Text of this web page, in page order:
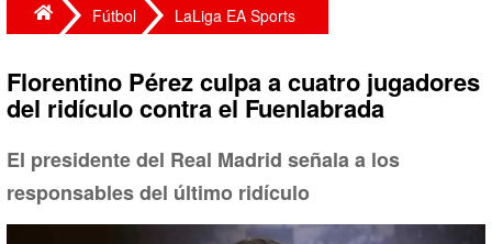
Fútbol LaLiga EA Sports
Florentino Pérez culpa a cuatro jugadores
del ridículo contra el Fuenlabrada
El presidente del Real Madrid señala a los
responsables del último ridículo